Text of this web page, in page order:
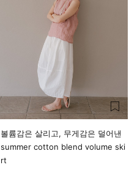
볼륨감은 살리고, 무게감은 덜어낸
summer cotton blend volume ski
rt